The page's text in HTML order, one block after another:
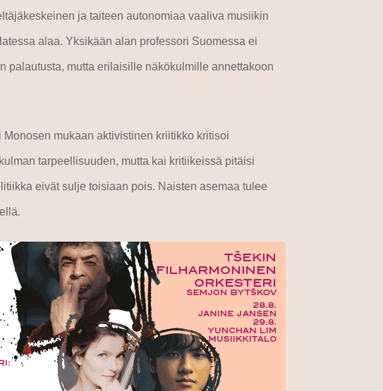
ja taiteen autonomiaa vaaliva musiikin
alaa. Yksikään alan professori Suomessa ei
palautusta, mutta erilaisille näkökulmille annettakoon
mukaan aktivistinen kriitikko kritisoi
tarpeellisuuden, mutta kai kritiikeissä pitäisi
eivät sulje toisiaan pois. Naisten asemaa tulee